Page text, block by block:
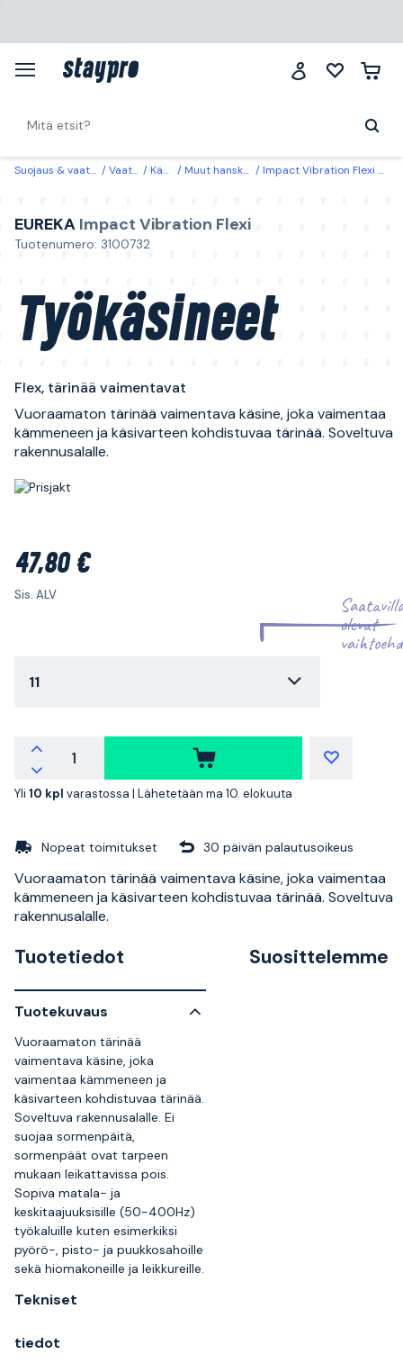
Suojaus & vaatteet Vaatteet Käsineet Muut hanskat & käden suojat Impact Vibration Flexi Eureka Työkäsineet Flex, tärinää vaimentavat 11
EUREKA Impact Vibration Flexi
Tuotenumero: 3100732
Työkäsineet
Flex, tärinää vaimentavat
Vuoraamaton tärinää vaimentava käsine, joka vaimentaa
kämmeneen ja käsivarteen kohdistuvaa tärinää. Soveltuva
rakennusalalle.
47,80 €
Sis. ALV
olevat
11
Yli 10 kpl varastossa | Lähetetään ma 10. elokuuta
Nopeat toimitukset 30 päivän palautusoikeus
Vuoraamaton tärinää vaimentava käsine, joka vaimentaa
kämmeneen ja käsivarteen kohdistuvaa tärinää. Soveltuva
rakennusalalle.
Tuotetiedot
Tuotekuvaus
Vuoraamaton tärinää
vaimentava käsine, joka
vaimentaa kämmeneen ja
käsivarteen kohdistuvaa tärinää.
Soveltuva rakennusalalle. Ei
suojaa sormenpäitä,
sormenpäät ovat tarpeen
mukaan leikattavissa pois.
Sopiva matala- ja
keskitaajuuksisille (50-400Hz)
työkaluille kuten esimerkiksi
pyörö-, pisto- ja puukkosahoille
sekä hiomakoneille ja leikkureille.
Tekniset
tiedot
Suosittelemme